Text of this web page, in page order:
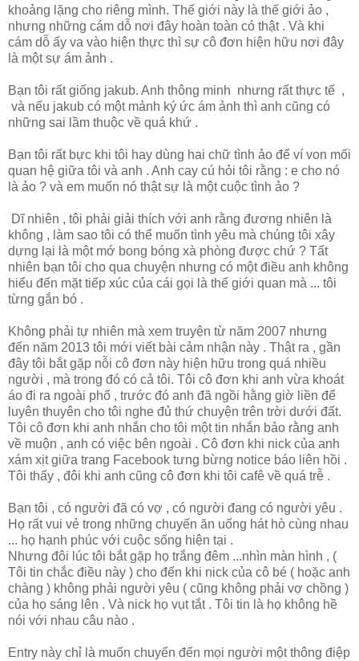
khoảng lặng cho riêng mình. Thế giới này là thế giới ảo ,
nhưng những cám dỗ nơi đây hoàn toàn có thật . Và khi
cám dỗ ấy va vào hiện thực thì sự cô đơn hiện hữu nơi đây
là một sự ám ảnh .
Bạn tôi rất giống jakub. Anh thông minh nhưng rất thực tế ,
và nếu jakub có một mảnh ký ức ám ảnh thì anh cũng có
những sai lầm thuộc về quá khứ .
Bạn tôi rất bực khi tôi hay dùng hai chữ tình ảo để ví von mối
quan hệ giữa tôi và anh . Anh cay cú hỏi tôi rằng : e cho nó
là ảo ? và em muốn nó thật sự là một cuộc tình ảo ?
Dĩ nhiên , tôi phải giải thích với anh rằng đương nhiên là
không , làm sao tôi có thể muốn tình yêu mà chúng tôi xây
dựng lại là một mớ bong bóng xà phòng được chứ ? Tất
nhiên bạn tôi cho qua chuyện nhưng có một điều anh không
hiểu đến mặt tiếp xúc của cái gọi là thế giới quan mà ... tôi
từng gắn bó .
Không phải tự nhiên mà xem truyện từ năm 2007 nhưng
đến năm 2013 tôi mới viết bài cảm nhận này . Thật ra , gần
đây tôi bắt gặp nỗi cô đơn này hiện hữu trong quá nhiều
người , mà trong đó có cả tôi. Tôi cô đơn khi anh vừa khoát
áo đi ra ngoài phố , trước đó anh đã ngồi hằng giờ liền để
luyên thuyên cho tôi nghe đủ thứ chuyện trên trời dưới đất.
Tôi cô đơn khi anh nhắn cho tôi một tin nhắn bảo rằng anh
về muộn , anh có việc bên ngoài . Cô đơn khi nick của anh
xám xịt giữa trang Facebook tưng bừng notice báo liên hồi .
Tôi thấy , đôi khi anh cũng cô đơn khi tôi cafê về quá trễ .
Bạn tôi , có người đã có vợ , có người đang có người yêu .
Họ rất vui vẻ trong những chuyến ăn uống hát hò cùng nhau
... họ hạnh phúc với cuộc sống hiện tại .
Nhưng đôi lúc tôi bắt gặp họ trắng đêm ...nhìn màn hình , (
Tôi tin chắc điều này ) cho đến khi nick của cô bé ( hoặc anh
chàng ) không phải người yêu ( cũng không phải vợ chồng )
của họ sáng lên . Và nick họ vụt tắt . Tôi tin là họ không hề
nói với nhau câu nào .
Entry này chỉ là muốn chuyển đến mọi người một thông điệp